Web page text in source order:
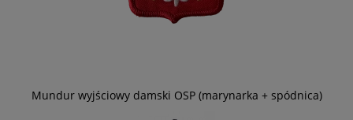
Mundur wyjściowy damski OSP (marynarka + spódnica)